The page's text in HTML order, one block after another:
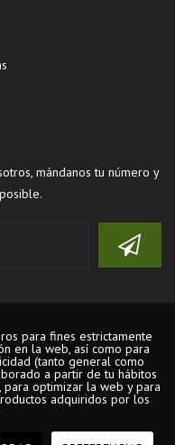
mándanos tu número y
para fines estrictamente
en la web, así como para
(tanto general como
a partir de tu hábitos
para optimizar la web y para
adquiridos por los